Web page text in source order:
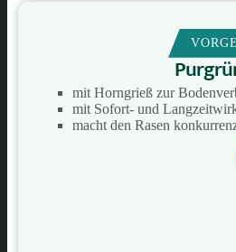
mit Horngrieß zur
mit Sofort- und
macht den Rasen